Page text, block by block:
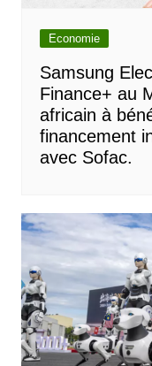
Economie
Samsung
Finance+ au
africain à
financement
avec Sofac.